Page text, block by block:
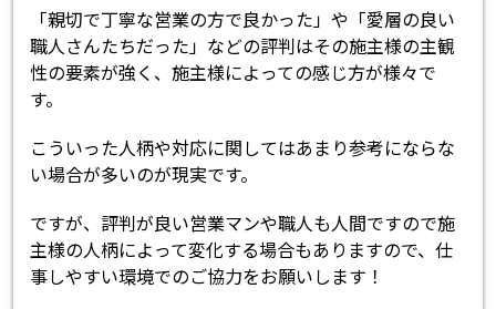
「親切で丁寧な営業の方で良かった」や「愛層の良い
職人さんたちだった」などの評判はその施主様の主観
性の要素が強く、施主様によっての感じ方が様々で
す。
こういった人柄や対応に関してはあまり参考にならな
い場合が多いのが現実です。
ですが、評判が良い営業マンや職人も人間ですので施
主様の人柄によって変化する場合もありますので、仕
事しやすい環境でのご協力をお願いします！